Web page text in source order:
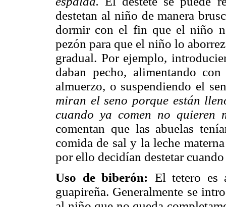
destetan al niño de manera
dormir con el fin que el niño
pezón para que el niño lo
gradual. Por ejemplo,
daban pecho, alimentando
almuerzo, o suspendiendo el
miran el seno porque están
cuando ya comen no quieren
comentan que las abuelas
comida de sal y la leche
por ello decidían destetar
Uso de biberón: El tetero es
guapireña. Generalmente se